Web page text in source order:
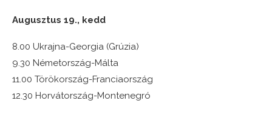
Augusztus 19., kedd
8.00 Ukrajna-Georgia (Grúzia)
9.30 Németország-Málta
11.00 Törökország-Franciaország
12.30 Horvátország-Montenegró